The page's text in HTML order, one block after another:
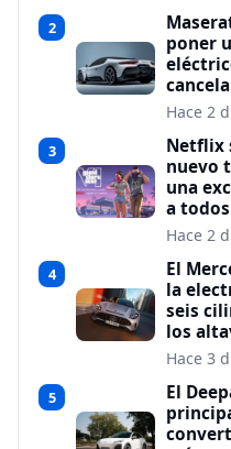
2
poner
Hace 2
3
Netflix
nuevo
una
a todos
Hace 2
4
El
la
seis
los
Hace 3
5
El